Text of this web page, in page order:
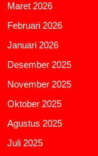
Maret 2026
Februari 2026
Januari 2026
Desember 2025
November 2025
Oktober 2025
Agustus 2025
Juli 2025